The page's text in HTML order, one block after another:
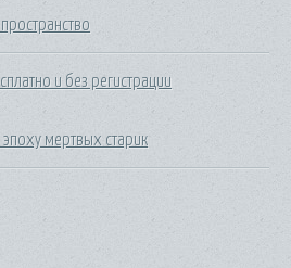
и без регистрации
мертвых старик